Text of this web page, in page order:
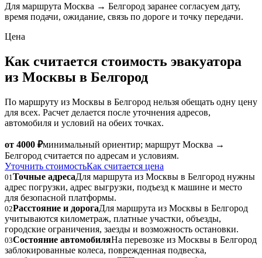
Для маршрута Москва → Белгород заранее согласуем дату,
время подачи, ожидание, связь по дороге и точку передачи.
Цена
Как считается стоимость эвакуатора
из Москвы в Белгород
По маршруту из Москвы в Белгород нельзя обещать одну цену
для всех. Расчет делается после уточнения адресов,
автомобиля и условий на обеих точках.
от 4000 ₽минимальный ориентир; маршрут Москва →
Белгород считается по адресам и условиям.
Уточнить стоимостьКак считается цена
01Точные адресаДля маршрута из Москвы в Белгород нужны
адрес погрузки, адрес выгрузки, подъезд к машине и место
для безопасной платформы.
02Расстояние и дорогаДля маршрута из Москвы в Белгород
учитываются километраж, платные участки, объезды,
городские ограничения, заезды и возможность остановки.
03Состояние автомобиляНа перевозке из Москвы в Белгород
заблокированные колеса, поврежденная подвеска,